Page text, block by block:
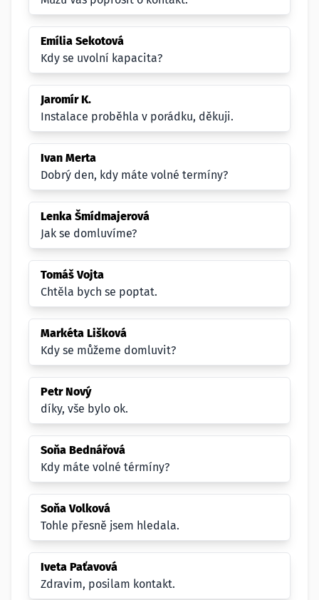
Emília Sekotová
Kdy se uvolní kapacita?
Jaromír K.
Instalace proběhla v porádku, děkuji.
Ivan Merta
Dobrý den, kdy máte volné termíny?
Lenka Šmídmajerová
Jak se domluvíme?
Tomáš Vojta
Chtěla bych se poptat.
Markéta Lišková
Kdy se můžeme domluvit?
Petr Nový
díky, vše bylo ok.
Soňa Bednářová
Kdy máte volné térmíny?
Soňa Volková
Tohle přesně jsem hledala.
Iveta Paťavová
Zdravim, posilam kontakt.